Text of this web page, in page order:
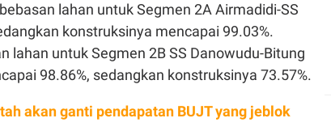
lahan untuk Segmen 2A Airmadidi-SS
konstruksinya mencapai 99.03%.
lahan untuk Segmen 2B SS Danowudu-Bitung
98.86%, sedangkan konstruksinya 73.57%.
akan ganti pendapatan BUJT yang jeblok